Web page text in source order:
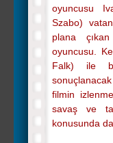
oyuncusu
Szabo)
plana
oyuncusu.
Falk) ile
filmin
savaş ve
konusunda